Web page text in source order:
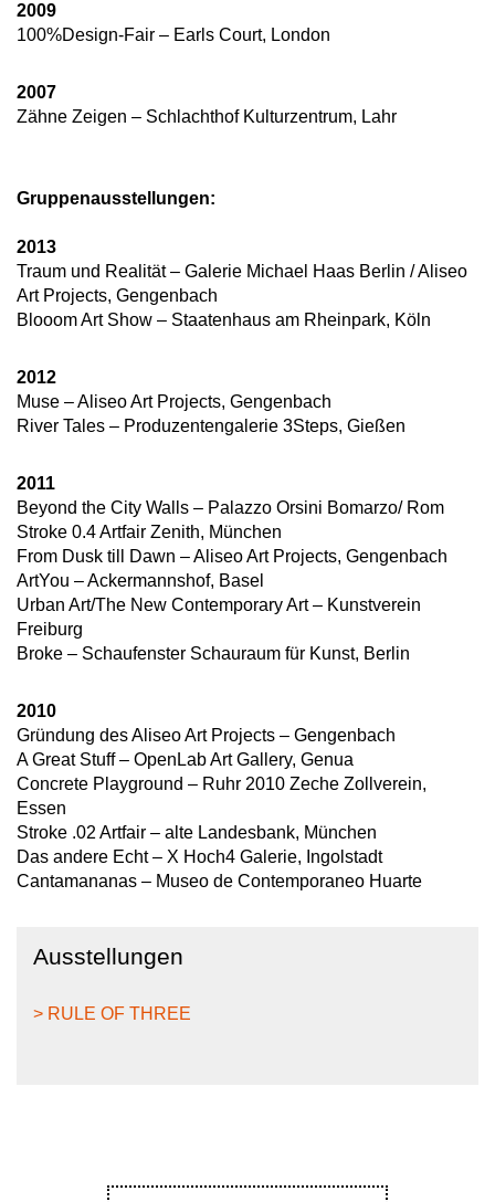
2009
100%Design-Fair – Earls Court, London
2007
Zähne Zeigen – Schlachthof Kulturzentrum, Lahr
Gruppenausstellungen:
2013
Traum und Realität – Galerie Michael Haas Berlin / Aliseo
Art Projects, Gengenbach
Blooom Art Show – Staatenhaus am Rheinpark, Köln
2012
Muse – Aliseo Art Projects, Gengenbach
River Tales – Produzentengalerie 3Steps, Gießen
2011
Beyond the City Walls – Palazzo Orsini Bomarzo/ Rom
Stroke 0.4 Artfair Zenith, München
From Dusk till Dawn – Aliseo Art Projects, Gengenbach
ArtYou – Ackermannshof, Basel
Urban Art/The New Contemporary Art – Kunstverein
Freiburg
Broke – Schaufenster Schauraum für Kunst, Berlin
2010
Gründung des Aliseo Art Projects – Gengenbach
A Great Stuff – OpenLab Art Gallery, Genua
Concrete Playground – Ruhr 2010 Zeche Zollverein,
Essen
Stroke .02 Artfair – alte Landesbank, München
Das andere Echt – X Hoch4 Galerie, Ingolstadt
Cantamananas – Museo de Contemporaneo Huarte
Ausstellungen
> RULE OF THREE